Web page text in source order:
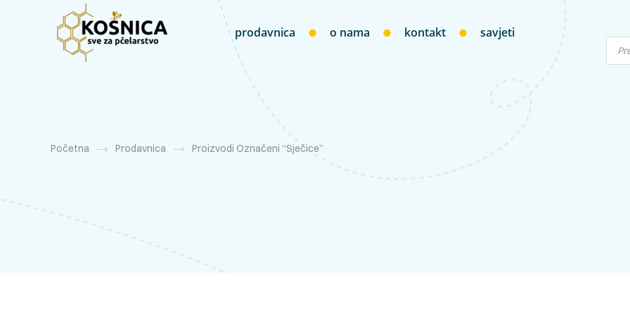
prodavnica o nama kontakt savjeti
Početna Prodavnica Proizvodi Označeni “sječice”